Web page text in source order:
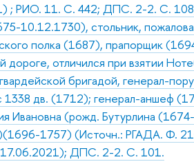
; РИО. 11. С. 442; ДПС. 2-2. С.
10.12.1730), стольник,
полка (1687), прапорщик
дороге, отличился при взятии
бригадой, генерал-
1338 дв. (1712); генерал-аншеф
Ивановна (рожд. Бутурлина
1757) (Источн.: РГАДА. Ф.
17.06.2021); ДПС. 2-2. С. 101.